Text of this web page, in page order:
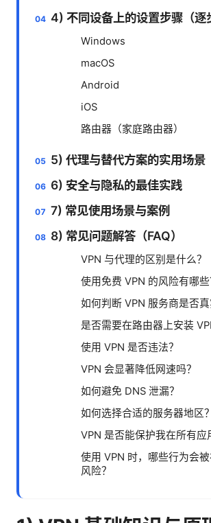
4) 不同设备上的设置步骤（逐
Windows
macOS
Android
iOS
路由器（家庭路由器）
5) 代理与替代方案的实用场景
6) 安全与隐私的最佳实践
7) 常见使用场景与案例
8) 常见问题解答（FAQ）
VPN 与代理的区别是什么？
使用免费 VPN 的风险有哪些
如何判断 VPN 服务商是否真
是否需要在路由器上安装
使用 VPN 是否违法？
VPN 会显著降低网速吗？
如何避免 DNS 泄漏？
如何选择合适的服务器地区？
VPN 是否能保护我在所有应
使用 VPN 时，哪些行为会
风险？